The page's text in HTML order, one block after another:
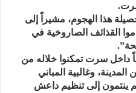
هذا الهجوم، مشيراً إلى
القذائف الصاروخية في
سرت تمكنوا خلاله من
وغالبية المباني
ينتمون إلى تنظيم داعش